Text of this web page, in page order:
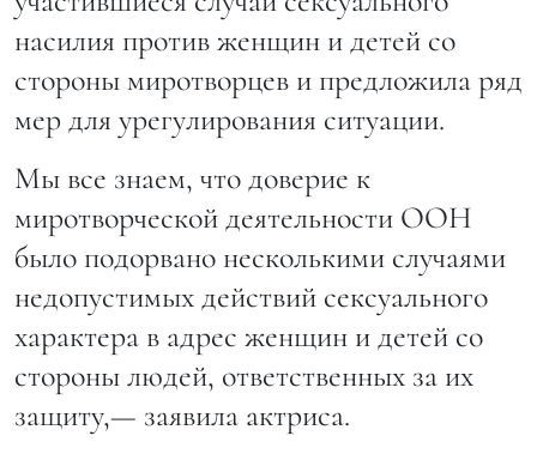
насилия против женщин и детей со
стороны миротворцев и предложила ряд
мер для урегулирования ситуации.
Мы все знаем, что доверие к
миротворческой деятельности ООН
было подорвано несколькими случаями
недопустимых действий сексуального
характера в адрес женщин и детей со
стороны людей, ответственных за их
защиту,— заявила актриса.